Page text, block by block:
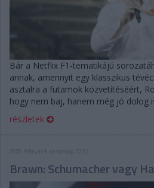
Bár a Netflix F1-tematikájú
annak, amennyit egy klasszikus
asztalra a futamok közvetítéséért,
hogy nem baj, hanem még jó dolog
részletek
2020. február 9. vasárnap, 12:02
Brawn: Schumacher vagy